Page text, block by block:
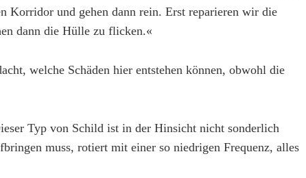
Korridor und gehen dann rein. Erst reparieren wir die
dann die Hülle zu flicken.«
welche Schäden hier entstehen können, obwohl die
Typ von Schild ist in der Hinsicht nicht sonderlich
muss, rotiert mit einer so niedrigen Frequenz, alles